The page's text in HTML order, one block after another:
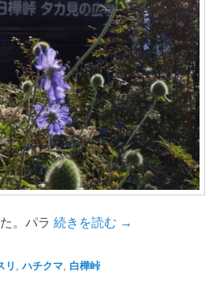
。パラ 続きを読む →
リ ハチクマ 白樺峠